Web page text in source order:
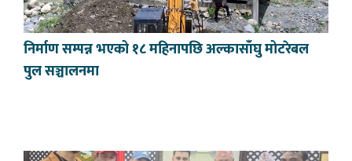
निर्माण सम्पन्न भएको १८ महिनापछि अल्कासाँघु मोटरेबल
पुल सञ्चालनमा